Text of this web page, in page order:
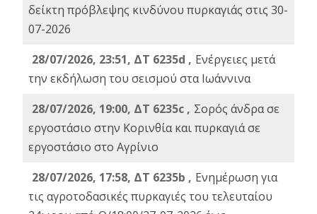
δείκτη πρόβλεψης κινδύνου πυρκαγιάς στις 30-
07-2026
28/07/2026, 23:51, ΔΤ 6235d , Ενέργειες μετά
την εκδήλωση του σεισμού στα Ιωάννινα
28/07/2026, 19:00, ΔΤ 6235c , Σορός άνδρα σε
εργοστάσιο στην Κορινθία και πυρκαγιά σε
εργοστάσιο στο Αγρίνιο
28/07/2026, 17:58, ΔΤ 6235b , Ενημέρωση για
τις αγροτοδασικές πυρκαγιές του τελευταίου